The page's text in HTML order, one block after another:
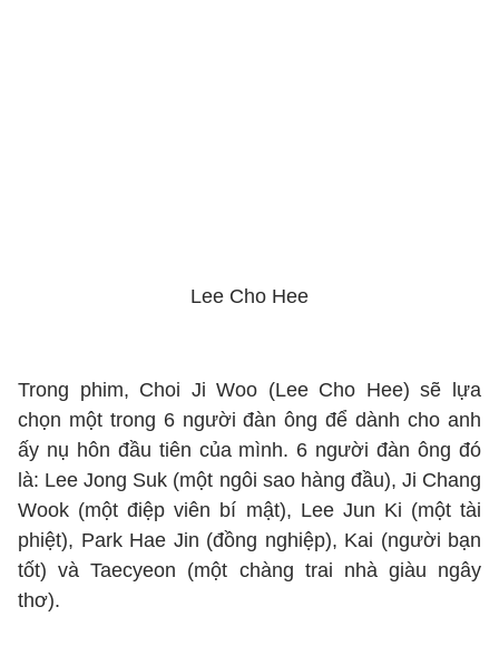
Lee Cho Hee
Trong phim, Choi Ji Woo (Lee Cho Hee) sẽ lựa
chọn một trong 6 người đàn ông để dành cho anh
ấy nụ hôn đầu tiên của mình. 6 người đàn ông đó
là: Lee Jong Suk (một ngôi sao hàng đầu), Ji Chang
Wook (một điệp viên bí mật), Lee Jun Ki (một tài
phiệt), Park Hae Jin (đồng nghiệp), Kai (người bạn
tốt) và Taecyeon (một chàng trai nhà giàu ngây
thơ).